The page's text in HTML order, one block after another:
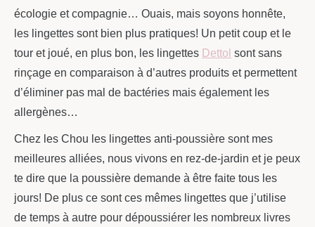
écologie et compagnie… Ouais, mais soyons honnête,
les lingettes sont bien plus pratiques! Un petit coup et le
tour et joué, en plus bon, les lingettes Dettol sont sans
rinçage en comparaison à d’autres produits et permettent
d’éliminer pas mal de bactéries mais également les
allergènes…
Chez les Chou les lingettes anti-poussière sont mes
meilleures alliées, nous vivons en rez-de-jardin et je peux
te dire que la poussière demande à être faite tous les
jours! De plus ce sont ces mêmes lingettes que j’utilise
de temps à autre pour dépoussiérer les nombreux livres